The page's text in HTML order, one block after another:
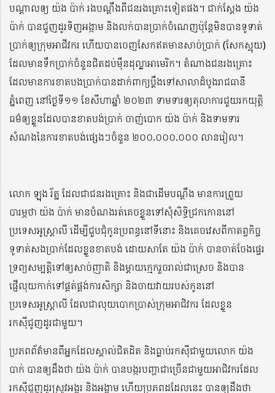
បណ្តាលឲ្យ យ៉ង ប៉ាក់ រងបណ្តឹងពីជនរងគ្រោះទៀតផង។ ជាក់ស្តែង យ៉ង
ប៉ាក់ បានជួញដូរទិញអង្កាម និងលក់បានប្រាក់ចំណេញប៉ុន្តែមិនបានទូទាត់
ប្រាក់ឲ្យក្រុមអាជីវករ ហើយបានចេញសែកឥតមានសាច់ប្រាក់ (សែកស្អុយ)
ដែលមានទឹកប្រាក់ចំនួនជិតដប់ម៉ឺនដុល្លាអាមេរិក។ តំណាងជនរងគ្រោះ
ដែលមានការខាតបងប្រាក់បានដាក់ពាក្យប្តឹងទៅសាលាដំបូងរាជធានី
ភ្នំពេញ នៅថ្ងៃទី១១ ខែសីហាឆ្នាំ ២០២៣ ទាមទារឲ្យតុលាការជួយរកយុត្តិ
ធម៌ឲ្យខ្លួនដែលបានខាតបង់ប្រាក់ ចាញ់បោក យ៉ង ប៉ាក់ និងទាមទារ
សំណងនៃការខាតបង់ផ្សេងៗចំនួន ២០០.០០០.០០០ លានរៀល។
លោក ឡុង រ័ត្ន ដែលជាជនរងគ្រោះ និងជាដើមបណ្តឹង មានការព្រួយ
បារម្ភថា យ៉ង ប៉ាក់ មានបំណងរត់គេចខ្លួនទៅសុំសិទ្ធិជ្រកកោននៅ
ប្រទេសអូស្ត្រាលី ដើម្បីជួបជុំកូនប្រពន្ធនៅទីនោះ និងគេចវេសពីកាតព្វកិច្ច
ទូទាត់សងប្រាក់ដែលខ្លួនខាតបង់ ដោយសាតែ យ៉ង ប៉ាក់ បានចាត់ចែងផ្ទេរ
ទ្រព្យសម្បត្តិទៅឲ្យសាច់ញាតិ និងម្តាយក្មេករួចរាល់ជាស្រេច និងបាន
ផ្ញើលុយកាក់ទៅផ្គត់ផ្គង់ការសិក្សា និងចាយវាយរបស់កូននៅ
ប្រទេសអូស្ត្រាលី ដែលជាលុយបោកប្រាស់ក្រុមអាជិវករ ដែលខ្លួន
រកស៊ីជូញដូរជាមួយ។
ប្រភពព័ត៌មានពីអ្នកដែលស្គាល់ជិតដិត និងធ្លាប់រកស៊ីជាមួយលោក យ៉ង
បាក់ បានឲ្យដឹងថា យ៉ង ប៉ាក់ បានបង្ករបញ្ហាជាច្រើនជាមួយអាជិវករដែល
រកស៊ីជួញដូរស្រូវអង្ករ និងអង្កាម ហើយប្រភពដដែលនេះ បានឲ្យដឹងថា